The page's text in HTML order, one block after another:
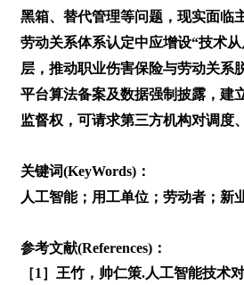
黑箱、替代管理等问题，现实面临
劳动关系体系认定中应增设“技术
层，推动职业伤害保险与劳动关系
平台算法备案及数据强制披露，建
监督权，可请求第三方机构对调度
关键词(KeyWords)：
人工智能；用工单位；劳动者；新
参考文献(References)：
［1］王竹，帅仁策.人工智能技术